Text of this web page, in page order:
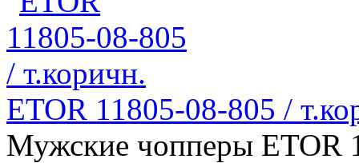
ETOR 11805-08-805 /
Мужские чопперы ETOR